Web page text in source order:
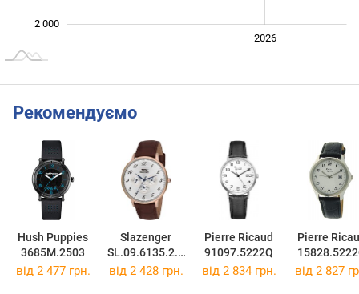
2 000
2026
Рекомендуємо
Hush Puppies
3685M.2503
Slazenger
SL.09.6135.2.0
2
Pierre Ricaud
91097.5222Q
Pierre
від 2 477 грн. від 2 428 грн. від 2 834 грн. від 2 827